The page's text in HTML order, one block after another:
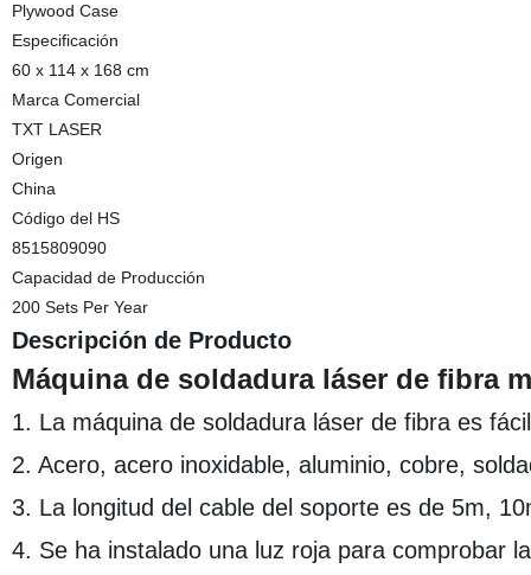
Plywood Case
Especificación
60 x 114 x 168 cm
Marca Comercial
TXT LASER
Origen
China
Código del HS
8515809090
Capacidad de Producción
200 Sets Per Year
Descripción de Producto
Máquina de soldadura láser de fibra
1. La máquina de soldadura láser de fibra es
2. Acero, acero inoxidable, aluminio, cobre,
3. La longitud del cable del soporte es de 5m,
4. Se ha instalado una luz roja para comprobar